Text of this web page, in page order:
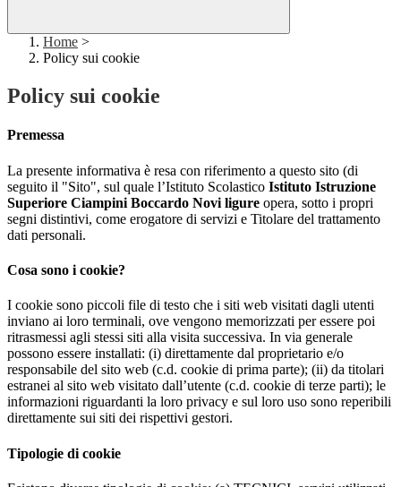
Home >
Policy sui cookie
Policy sui cookie
Premessa
La presente informativa è resa con riferimento a questo sito (di
seguito il "Sito", sul quale l’Istituto Scolastico Istituto Istruzione
Superiore Ciampini Boccardo Novi ligure opera, sotto i propri
segni distintivi, come erogatore di servizi e Titolare del trattamento
dati personali.
Cosa sono i cookie?
I cookie sono piccoli file di testo che i siti web visitati dagli utenti
inviano ai loro terminali, ove vengono memorizzati per essere poi
ritrasmessi agli stessi siti alla visita successiva. In via generale
possono essere installati: (i) direttamente dal proprietario e/o
responsabile del sito web (c.d. cookie di prima parte); (ii) da titolari
estranei al sito web visitato dall’utente (c.d. cookie di terze parti); le
informazioni riguardanti la loro privacy e sul loro uso sono reperibili
direttamente sui siti dei rispettivi gestori.
Tipologie di cookie